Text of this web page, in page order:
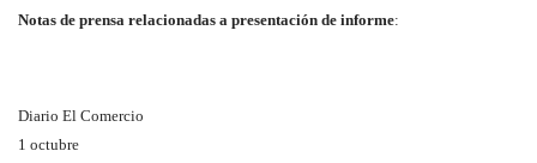
Notas de prensa relacionadas a presentación de informe:
Diario El Comercio
1 octubre